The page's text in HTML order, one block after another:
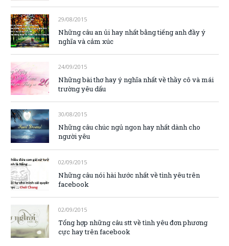
29/08/2015
Những câu an ủi hay nhất bằng tiếng anh đầy ý
nghĩa và cảm xúc
24/09/2015
Những bài thơ hay ý nghĩa nhất về thầy cô và mái
trường yêu dấu
30/08/2015
Những câu chúc ngủ ngon hay nhất dành cho
người yêu
02/09/2015
Những câu nói hài hước nhất về tình yêu trên
facebook
02/09/2015
Tổng hợp những câu stt về tình yêu đơn phương
cực hay trên facebook